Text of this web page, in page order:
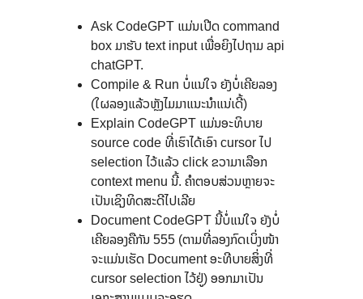
Ask CodeGPT ແມ່ນເປີດ command
box ມາຮັບ text input ເພື່ອຍິງໄປຖາມ api
chatGPT.
Compile & Run ບໍ່ແນ່ໃຈ ຍັງບໍ່ເຄີຍລອງ
(ໃຜລອງແລ້ວຫຼັງໄມມາແນະນຳແນ່ເດີ້)
Explain CodeGPT ແມ່ນອະທິບາຍ
source code ທີ່ເຮົາໄດ້ເອົາ cursor ໄປ
selection ໄວ້ແລ້ວ click ຂວາມາເລືອກ
context menu ນີ້. ຄຳຕອບສ່ວນຫຼາຍຈະ
ເປັນເຊິງທິດສະດີໄປເລີຍ
Document CodeGPT ນີ້ບໍ່ແນ່ໃຈ ຍັງບໍ່
ເຄີຍລອງຄືກັນ 555 (ຕາມທີ່ລອງກົດເບິ່ງໜ້າ
ຈະແມ່ນເຮັດ Document ອະທີບາຍສິ່ງທີ່
cursor selection ໄວ້ຢູ່) ອອກມາເປັນ